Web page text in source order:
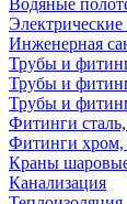
Водяные
Инженерная
Трубы и
Трубы и
Трубы и
Фитинги
Фитинги хром,
Краны
Канализация